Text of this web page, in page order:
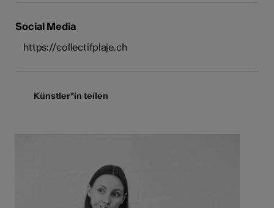
Social Media
https://collectifplaje.ch
Künstler*in teilen